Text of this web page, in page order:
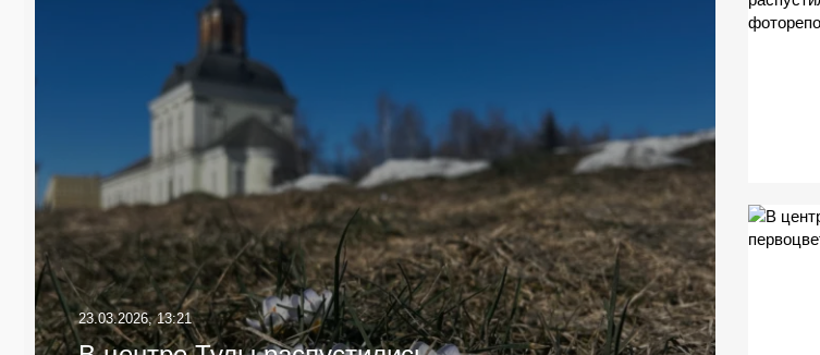
23.03.2026, 13:21